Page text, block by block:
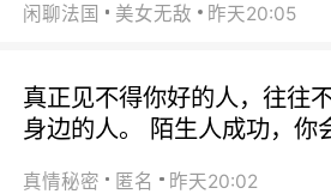
闲聊法国 美女无敌 昨天20:05
真正见不得你好的人，往往
身边的人。 陌生人成功，你
真情秘密 匿名 昨天20:02